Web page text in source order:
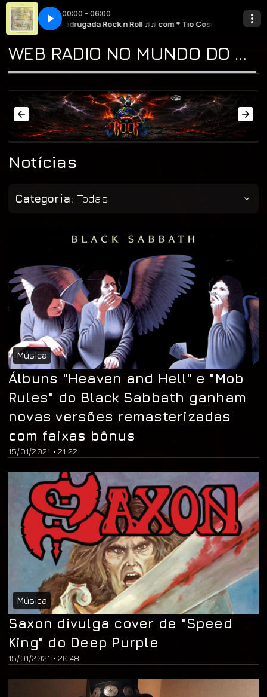
00:00 - 06:00
CosmeMadrugada Rock n Roll ♫♫ com * Tio Cosme
Genesis - I Know What I Like (In Your Wardrobe)
WEB RADIO NO MUNDO DO ROCK "A CASA DO CLASSIC ROCK & DO BLUES"
Notícias
Categoria: Todas
Música
15/01/2021 • 21:22
Álbuns "Heaven and Hell" e "Mob
Rules" do Black Sabbath ganham
novas versões remasterizadas
com faixas bônus
Música
15/01/2021 • 20:48
Saxon divulga cover de "Speed
King" do Deep Purple